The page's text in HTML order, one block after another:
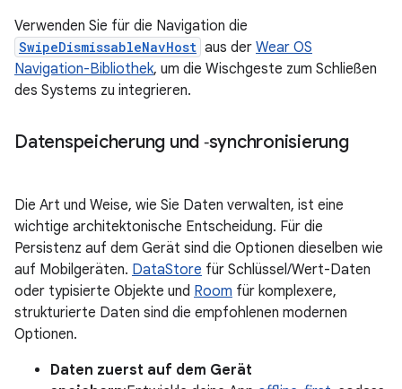
Verwenden Sie für die Navigation die
SwipeDismissableNavHost aus der Wear OS
Navigation-Bibliothek, um die Wischgeste zum Schließen
des Systems zu integrieren.
Datenspeicherung und ‑synchronisierung
Die Art und Weise, wie Sie Daten verwalten, ist eine
wichtige architektonische Entscheidung. Für die
Persistenz auf dem Gerät sind die Optionen dieselben wie
auf Mobilgeräten. DataStore für Schlüssel/Wert-Daten
oder typisierte Objekte und Room für komplexere,
strukturierte Daten sind die empfohlenen modernen
Optionen.
Daten zuerst auf dem Gerät